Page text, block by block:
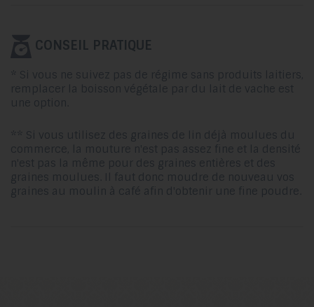
CONSEIL PRATIQUE
* Si vous ne suivez pas de régime sans produits laitiers,
remplacer la boisson végétale par du lait de vache est
une option.
** Si vous utilisez des graines de lin déjà moulues du
commerce, la mouture n'est pas assez fine et la densité
n'est pas la même pour des graines entières et des
graines moulues. Il faut donc moudre de nouveau vos
graines au moulin à café afin d'obtenir une fine poudre.